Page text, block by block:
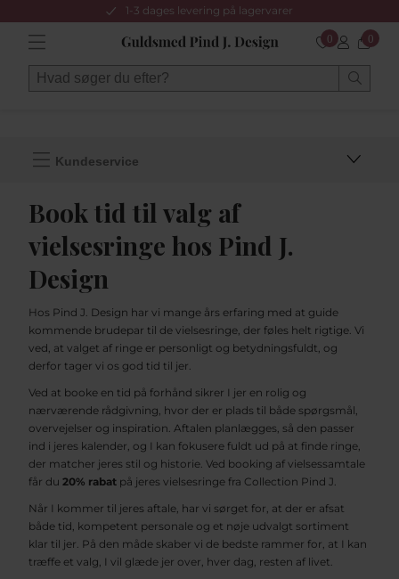
1-3 dages levering på lagervarer
0 0
Kundeservice
Book tid til valg af
vielsesringe hos Pind J.
Design
Hos Pind J. Design har vi mange års erfaring med at guide
kommende brudepar til de vielsesringe, der føles helt rigtige. Vi
ved, at valget af ringe er personligt og betydningsfuldt, og
derfor tager vi os god tid til jer.
Ved at booke en tid på forhånd sikrer I jer en rolig og
nærværende rådgivning, hvor der er plads til både spørgsmål,
overvejelser og inspiration. Aftalen planlægges, så den passer
ind i jeres kalender, og I kan fokusere fuldt ud på at finde ringe,
der matcher jeres stil og historie. Ved booking af vielsessamtale
får du 20% rabat på jeres vielsesringe fra Collection Pind J.
Når I kommer til jeres aftale, har vi sørget for, at der er afsat
både tid, kompetent personale og et nøje udvalgt sortiment
klar til jer. På den måde skaber vi de bedste rammer for, at I kan
træffe et valg, I vil glæde jer over, hver dag, resten af livet.